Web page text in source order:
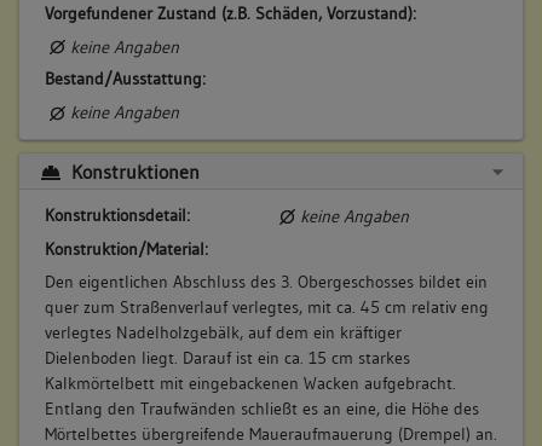
Vorgefundener Zustand (z.B. Schäden, Vorzustand):
keine Angaben
Bestand/Ausstattung:
keine Angaben
Konstruktionen
Konstruktionsdetail:
keine Angaben
Konstruktion/Material:
Den eigentlichen Abschluss des 3. Obergeschosses bildet ein
quer zum Straßenverlauf verlegtes, mit ca. 45 cm relativ eng
verlegtes Nadelholzgebälk, auf dem ein kräftiger
Dielenboden liegt. Darauf ist ein ca. 15 cm starkes
Kalkmörtelbett mit eingebackenen Wacken aufgebracht.
Entlang den Traufwänden schließt es an eine, die Höhe des
Mörtelbettes übergreifende Maueraufmauerung (Drempel) an.